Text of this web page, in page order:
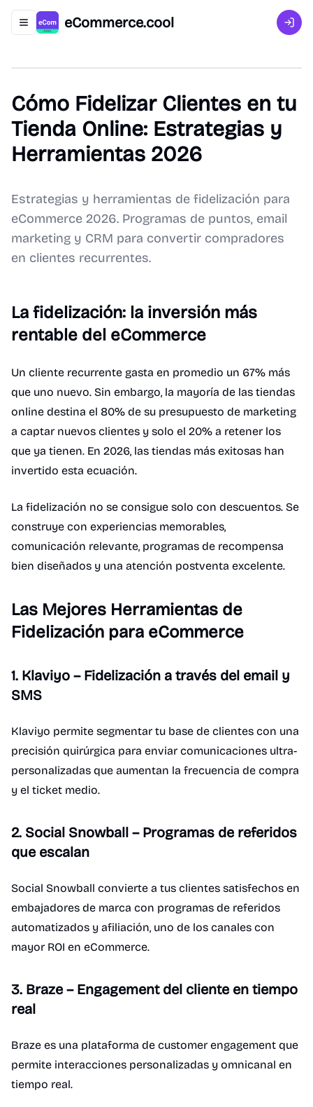
Abrir menú de navegación
eCommerce.cool
Cómo Fidelizar Clientes en tu
Tienda Online: Estrategias y
Herramientas 2026
Estrategias y herramientas de fidelización para
eCommerce 2026. Programas de puntos, email
marketing y CRM para convertir compradores
en clientes recurrentes.
La fidelización: la inversión más
rentable del eCommerce
Un cliente recurrente gasta en promedio un 67% más
que uno nuevo. Sin embargo, la mayoría de las tiendas
online destina el 80% de su presupuesto de marketing
a captar nuevos clientes y solo el 20% a retener los
que ya tienen. En 2026, las tiendas más exitosas han
invertido esta ecuación.
La fidelización no se consigue solo con descuentos. Se
construye con experiencias memorables,
comunicación relevante, programas de recompensa
bien diseñados y una atención postventa excelente.
Las Mejores Herramientas de
Fidelización para eCommerce
1. Klaviyo – Fidelización a través del email y
SMS
Klaviyo permite segmentar tu base de clientes con una
precisión quirúrgica para enviar comunicaciones ultra-
personalizadas que aumentan la frecuencia de compra
y el ticket medio.
2. Social Snowball – Programas de referidos
que escalan
Social Snowball convierte a tus clientes satisfechos en
embajadores de marca con programas de referidos
automatizados y afiliación, uno de los canales con
mayor ROI en eCommerce.
3. Braze – Engagement del cliente en tiempo
real
Braze es una plataforma de customer engagement que
permite interacciones personalizadas y omnicanal en
tiempo real.